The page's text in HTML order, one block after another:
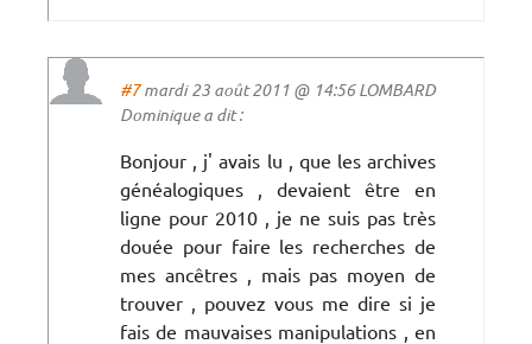
#7mardi 23 août 2011 @ 14:56 LOMBARD
Dominique a dit :
Bonjour , j' avais lu , que les archives
généalogiques , devaient être en
ligne pour 2010 , je ne suis pas très
douée pour faire les recherches de
mes ancêtres , mais pas moyen de
trouver , pouvez vous me dire si je
fais de mauvaises manipulations , en